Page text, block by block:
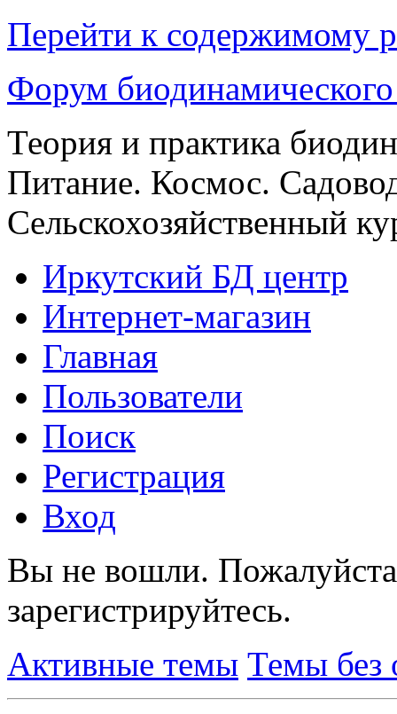
Перейти к содержимому
Форум биодинамического
Теория и практика
Питание. Космос.
Сельскохозяйственный
Иркутский БД центр
Интернет-магазин
Главная
Пользователи
Поиск
Регистрация
Вход
Вы не вошли.
зарегистрируйтесь.
Активные темы Темы без